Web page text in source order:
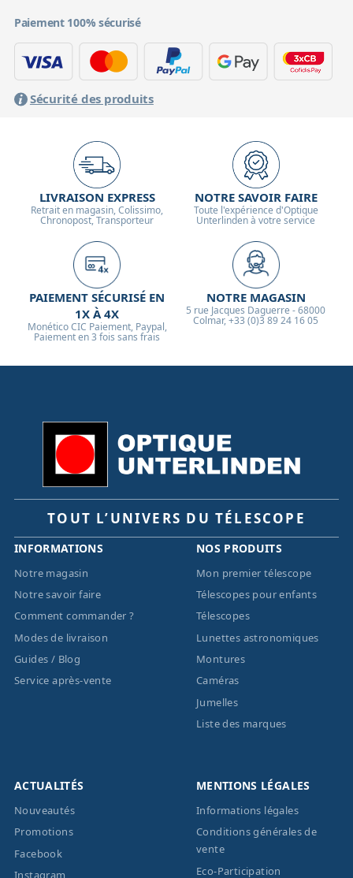
Paiement 100% sécurisé
Sécurité des produits
LIVRAISON EXPRESS
Retrait en magasin, Colissimo,
Chronopost, Transporteur
NOTRE SAVOIR FAIRE
Toute l'expérience d'Optique
Unterlinden à votre service
PAIEMENT SÉCURISÉ EN
1X À 4X
Monético CIC Paiement, Paypal,
Paiement en 3 fois sans frais
NOTRE MAGASIN
5 rue Jacques Daguerre - 68000
Colmar, +33 (0)3 89 24 16 05
TOUT L’UNIVERS DU TÉLESCOPE
INFORMATIONS
Notre magasin
Notre savoir faire
Comment commander ?
Modes de livraison
Guides / Blog
Service après-vente
NOS PRODUITS
Mon premier télescope
Télescopes pour enfants
Télescopes
Lunettes astronomiques
Montures
Caméras
Jumelles
Liste des marques
ACTUALITÉS
Nouveautés
Promotions
Facebook
Instagram
MENTIONS LÉGALES
Informations légales
Conditions générales de
vente
Eco-Participation